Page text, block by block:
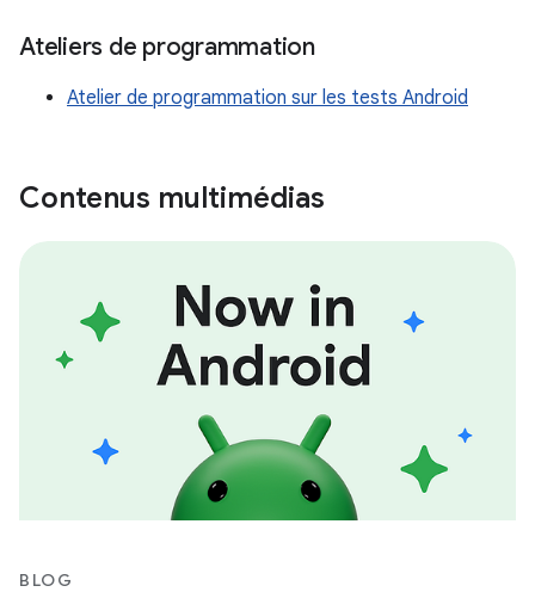
Ateliers de programmation
Atelier de programmation sur les tests Android
Contenus multimédias
BLOG